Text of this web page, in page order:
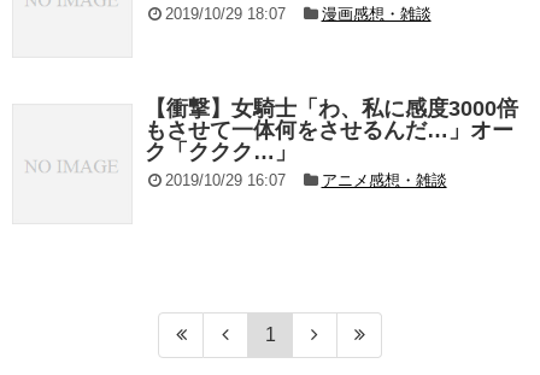
2019/10/29 18:07 漫画感想・雑談
【衝撃】女騎士「わ、私に感度3000倍
もさせて一体何をさせるんだ…」オー
ク「ククク…」
2019/10/29 16:07 アニメ感想・雑談
1